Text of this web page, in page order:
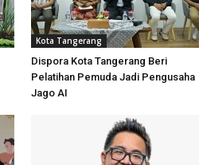
Kota Tangerang
Dispora Kota Tangerang Beri
Pelatihan Pemuda Jadi Pengusaha
Jago AI